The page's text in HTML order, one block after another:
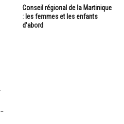
Conseil régional de la Martinique
: les femmes et les enfants
d'abord